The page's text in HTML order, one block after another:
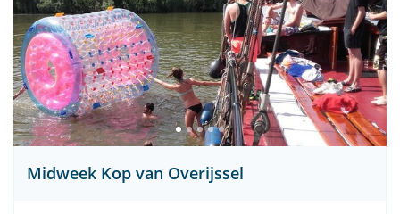
Midweek Kop van Overijssel